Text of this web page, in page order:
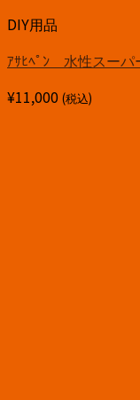
DIY用品
ｱｻﾋﾍﾟﾝ 水性スー
¥11,000 (税込)